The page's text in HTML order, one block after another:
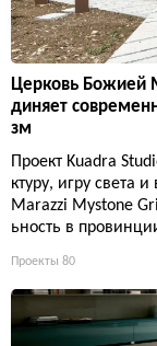
Церковь Божией
диняет
зм
Проект Kuadra
ктуру, игру света
Marazzi Mystone
ьность в
Проекты 80